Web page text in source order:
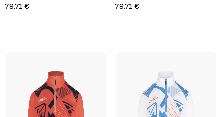
79.71 €
79.71 €